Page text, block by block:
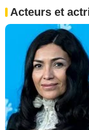
Acteurs et